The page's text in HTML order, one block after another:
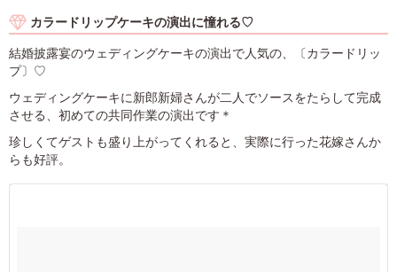
カラードリップケーキの演出に憧れる♡
結婚披露宴のウェディングケーキの演出で人気の、〔カラードリッ
プ〕♡
ウェディングケーキに新郎新婦さんが二人でソースをたらして完成
させる、初めての共同作業の演出です＊
珍しくてゲストも盛り上がってくれると、実際に行った花嫁さんか
らも好評。